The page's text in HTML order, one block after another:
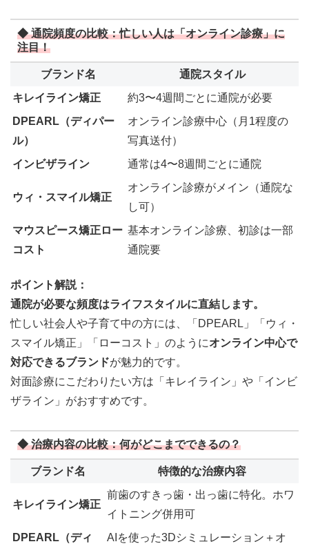
◆ 通院頻度の比較：忙しい人は「オンライン診療」に
注目！
ブランド名
通院スタイル
キレイライン矯正
約3〜4週間ごとに通院が必要
DPEARL（ディパー
ル）
オンライン診療中心（月1程度の
写真送付）
インビザライン
通常は4〜8週間ごとに通院
ウィ・スマイル矯正
オンライン診療がメイン（通院な
し可）
マウスピース矯正ロー
コスト
基本オンライン診療、初診は一部
通院要
ポイント解説：
通院が必要な頻度はライフスタイルに直結します。
忙しい社会人や子育て中の方には、「DPEARL」「ウィ・
スマイル矯正」「ローコスト」のようにオンライン中心で
対応できるブランドが魅力的です。
対面診療にこだわりたい方は「キレイライン」や「インビ
ザライン」がおすすめです。
◆ 治療内容の比較：何がどこまでできるの？
ブランド名 特徴的な治療内容
キレイライン矯正
前歯のすきっ歯・出っ歯に特化。ホワ
イトニング併用可
DPEARL（ディ
AIを使った3Dシミュレーション＋オ